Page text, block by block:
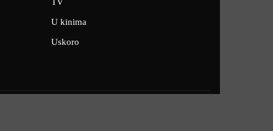
U kinima
Uskoro